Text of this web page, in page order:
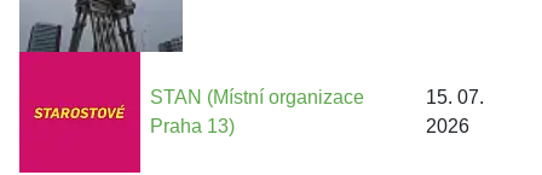
STAN (Místní organizace
Praha 13)
15. 07.
2026